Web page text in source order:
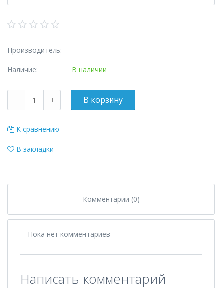
Производитель:
Наличие: В наличии
К сравнению
В закладки
Комментарии (0)
Пока нет комментариев
Написать комментарий